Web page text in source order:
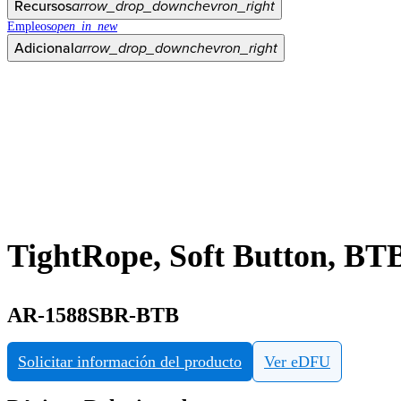
Recursosarrow_drop_downchevron_right
Empleosopen_in_new
Adicionalarrow_drop_downchevron_right
TightRope, Soft Button,
AR-1588SBR-BTB
Solicitar información del producto Ver eDFU